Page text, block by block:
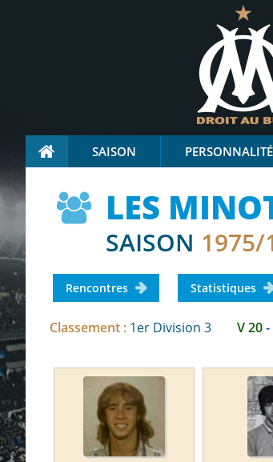
SAISON
LES
SAISON 1975/
Rencontres Statistiques
Classement : 1er Division 3 V 20-